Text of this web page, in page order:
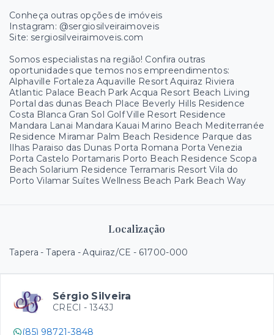
Conheça outras opções de imóveis
Instagram: @sergiosilveiraimoveis
Site: sergiosilveiraimoveis.com
Somos especialistas na região! Confira outras
oportunidades que temos nos empreendimentos:
Alphaville Fortaleza Aquaville Resort Aquiraz Riviera
Atlantic Palace Beach Park Acqua Resort Beach Living
Portal das dunas Beach Place Beverly Hills Residence
Costa Blanca Gran Sol Golf Ville Resort Residence
Mandara Lanai Mandara Kauai Marino Beach Mediterranée
Residence Miramar Palm Beach Residence Parque das
Ilhas Paraiso das Dunas Porta Romana Porta Venezia
Porta Castelo Portamaris Porto Beach Residence Scopa
Beach Solarium Residence Terramaris Resort Vila do
Porto Vilamar Suítes Wellness Beach Park Beach Way
Localização
Tapera - Tapera - Aquiraz/CE - 61700-000
Sérgio Silveira
CRECI - 1343J
(85) 98721-3848